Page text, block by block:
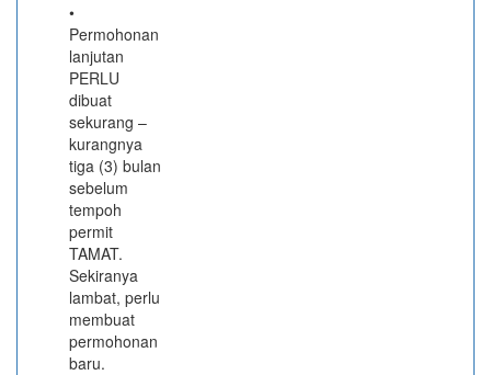
•
Permohonan
lanjutan
PERLU
dibuat
sekurang –
kurangnya
tiga (3) bulan
sebelum
tempoh
permit
TAMAT.
Sekiranya
lambat, perlu
membuat
permohonan
baru.